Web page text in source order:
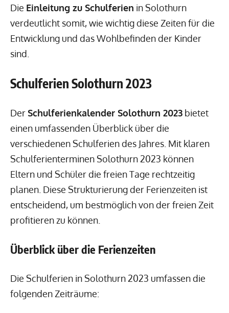
Die Einleitung zu Schulferien in Solothurn
verdeutlicht somit, wie wichtig diese Zeiten für die
Entwicklung und das Wohlbefinden der Kinder
sind.
Schulferien Solothurn 2023
Der Schulferienkalender Solothurn 2023 bietet
einen umfassenden Überblick über die
verschiedenen Schulferien des Jahres. Mit klaren
Schulferienterminen Solothurn 2023 können
Eltern und Schüler die freien Tage rechtzeitig
planen. Diese Strukturierung der Ferienzeiten ist
entscheidend, um bestmöglich von der freien Zeit
profitieren zu können.
Überblick über die Ferienzeiten
Die Schulferien in Solothurn 2023 umfassen die
folgenden Zeiträume: